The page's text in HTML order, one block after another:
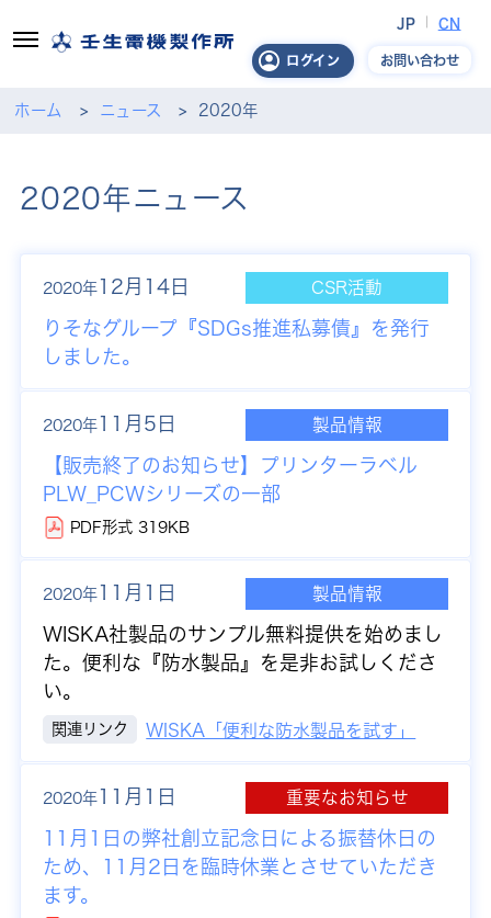
ログイン
JP CN
お問い合わせ
ホーム ニュース 2020年
2020年ニュース
2020年12月14日 CSR活動
りそなグループ『SDGs推進私募債』を発行
しました。
2020年11月5日 製品情報
【販売終了のお知らせ】
プリンターラベル
PLW_PCWシリーズの一部
PDF形式 319KB
2020年11月1日 製品情報
WISKA社製品のサンプル無料提供を始めまし
た。便利な『防水製品』を是非お試しくださ
い。
関連リンク WISKA「便利な防水製品を試す」
2020年11月1日 重要なお知らせ
11月1日の弊社創立記念日による振替休日の
ため、11月2日を臨時休業とさせていただき
ます。